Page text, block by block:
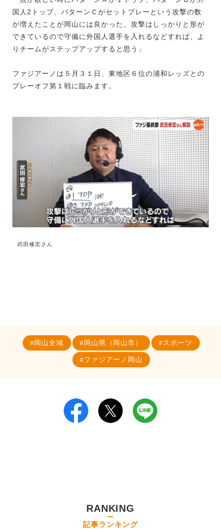
国人2トップ、パターンＣがセットプレーという攻撃の数
が増えたことが岡山には良かった。攻撃はしっかりと形が
できているので守備に外国人選手を入れるなどすれば、よ
りチームがステップアップすると思う」
ファジアーノは５月３１日、東地区６位の浦和レッズとの
プレーオフ第１戦に臨みます。
武田修宏さん
岡山全域 岡山県（岡山市） スポーツ
ファジアーノ岡山
RANKING
記事ランキング